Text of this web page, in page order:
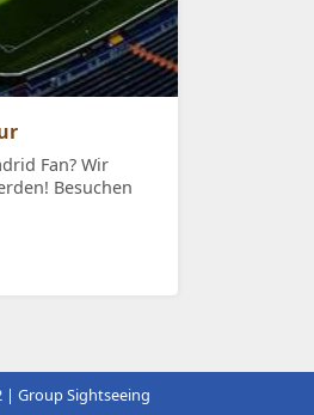
Fan? Wir
Besuchen
| Group Sightseeing